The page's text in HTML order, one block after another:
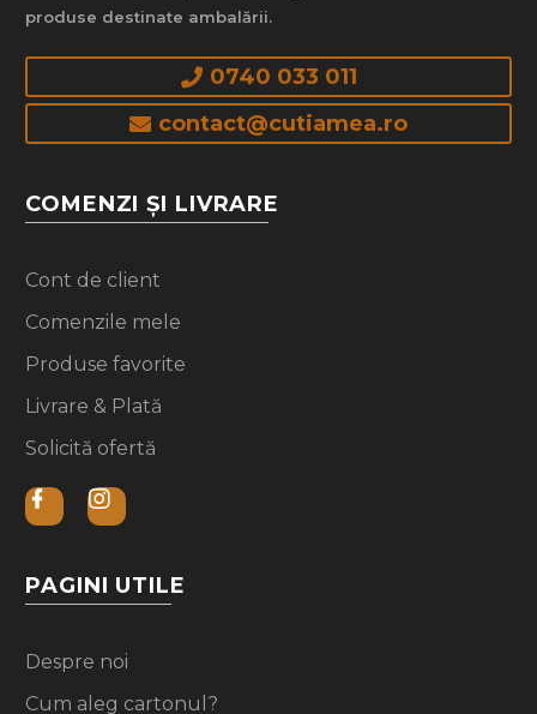
produse destinate ambalării.
0740 033 011
contact@cutiamea.ro
COMENZI ȘI LIVRARE
Cont de client
Comenzile mele
Produse favorite
Livrare & Plată
Solicită ofertă
PAGINI UTILE
Despre noi
Cum aleg cartonul?